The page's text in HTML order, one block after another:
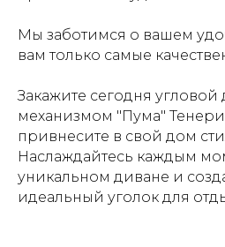
Мы заботимся о вашем
вам только самые
Закажите сегодня
механизмом "Пума"
привнесите в свой дом
Наслаждайтесь каждым
уникальном диване и
идеальный уголок для